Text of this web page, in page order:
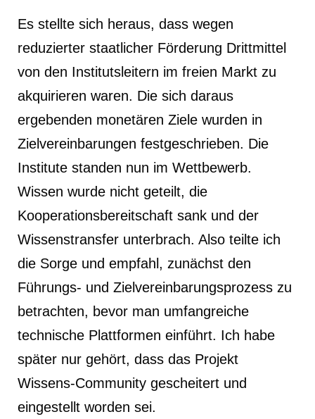
Es stellte sich heraus, dass wegen
reduzierter staatlicher Förderung Drittmittel
von den Institutsleitern im freien Markt zu
akquirieren waren. Die sich daraus
ergebenden monetären Ziele wurden in
Zielvereinbarungen festgeschrieben. Die
Institute standen nun im Wettbewerb.
Wissen wurde nicht geteilt, die
Kooperationsbereitschaft sank und der
Wissenstransfer unterbrach. Also teilte ich
die Sorge und empfahl, zunächst den
Führungs- und Zielvereinbarungsprozess zu
betrachten, bevor man umfangreiche
technische Plattformen einführt. Ich habe
später nur gehört, dass das Projekt
Wissens-Community gescheitert und
eingestellt worden sei.